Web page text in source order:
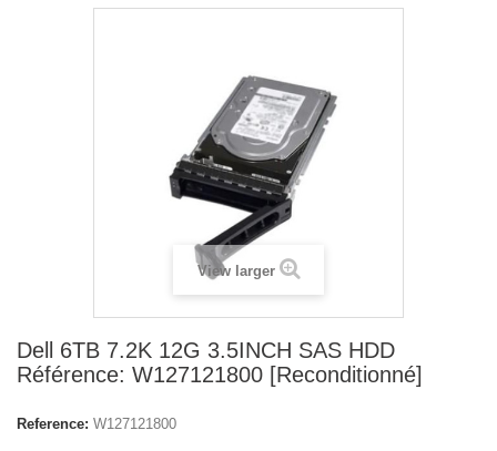
View larger
Dell 6TB 7.2K 12G 3.5INCH SAS HDD
Référence: W127121800 [Reconditionné]
Reference: W127121800